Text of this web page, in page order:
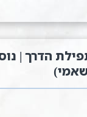
הדרך |